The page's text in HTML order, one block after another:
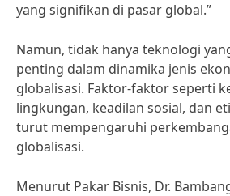
yang signifikan di pasar global.”
Namun, tidak hanya teknologi
penting dalam dinamika jenis
globalisasi. Faktor-faktor seperti
lingkungan, keadilan sosial, dan
turut mempengaruhi
globalisasi.
Menurut Pakar Bisnis, Dr.